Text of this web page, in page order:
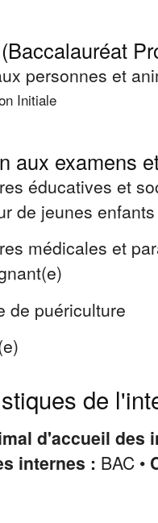
personnes et
Initiale
aux examens
éducatives et
de jeunes enfants
médicales et
de puériculture
de
d'accueil des
internes : BAC •